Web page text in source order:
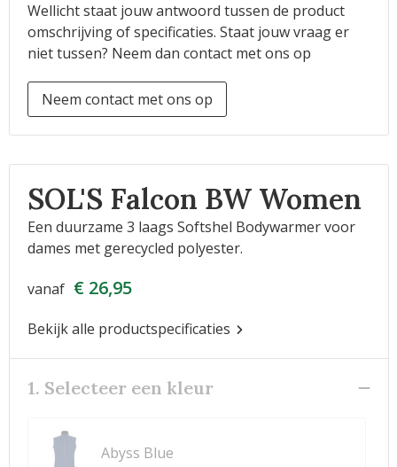
Wellicht staat jouw antwoord tussen de product
omschrijving of specificaties. Staat jouw vraag er
niet tussen? Neem dan contact met ons op
Neem contact met ons op
SOL'S Falcon BW Women
Een duurzame 3 laags Softshel Bodywarmer voor
dames met gerecycled polyester.
vanaf € 26,95
Bekijk alle productspecificaties
1. Selecteer een kleur
Abyss Blue